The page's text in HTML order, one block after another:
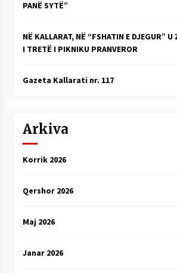
PANË SYTË”
NË KALLARAT, NË “FSHATIN E DJEGUR” U
I TRETË I PIKNIKU PRANVEROR
Gazeta Kallarati nr. 117
Arkiva
Korrik 2026
Qershor 2026
Maj 2026
Janar 2026